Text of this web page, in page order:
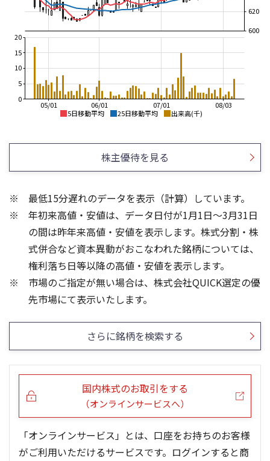
5日移動平均 25日移動平均 出来高(千)
08/03
07/01
06/01
05/01
600
620
0
5
10
15
20
25/12
25/10
25/08
25/06
25/04
550
700
24/01
23/01
22/01
21/01
500
550
650
700
株主優待を見る
最低15分遅れのデータを表示（計算）しています。
年初来高値・安値は、データ日付が1月1日～3月31日
の間は昨年来高値・安値を表示します。株式分割・株
式併合など資本異動がおこなわれた銘柄については、
権利落ち日等以降の高値・安値を表示します。
市場のご指定が無い場合は、株式会社QUICK選定の優
先市場にて表示いたします。
さらに銘柄を検索する
国内株式のお取引をする
（オンラインサービスへ）
「オンラインサービス」とは、口座をお持ちのお客様
がご利用いただけるサービスです。ログインすると商